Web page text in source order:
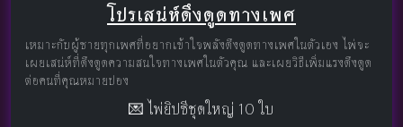
โปรเสน่ห์ดึงดูดทางเพศ
เหมาะกับผู้ชายทุกเพศที่อยากเข้าใจพลังดึงดูดทางเพศในตัวเอง ไพ่จะ
เผยเสน่ห์ที่ดึงดูดความสนใจทางเพศในตัวคุณ และเผยวิธีเพิ่มแรงดึงดูด
ต่อคนที่คุณหมายปอง
💌 ไพ่ยิปซีชุดใหญ่ 10 ใบ